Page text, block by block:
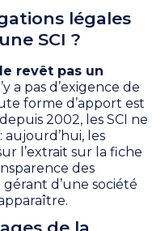
légales
SCI ?
revêt pas un
a pas d’exigence de
forme d’apport est
2002, les SCI ne
les
l’extrait sur la fiche
des
d’une société